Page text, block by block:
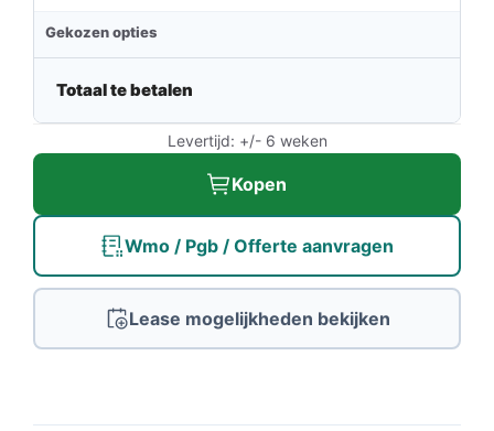
Levertijd: +/- 6 weken
Kopen
Wmo / Pgb / Offerte aanvragen
Lease mogelijkheden bekijken